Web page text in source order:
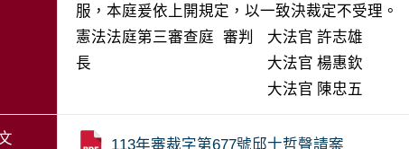
服，本庭爰依上開規定，以一致決裁定不受理。
憲法法庭第三審查庭 審判
長
大法官 許志雄
大法官 楊惠欽
大法官 陳忠五
113年審裁字第677號邱士哲聲請案